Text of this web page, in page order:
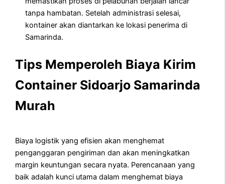
tanpa hambatan. Setelah administrasi selesai,
kontainer akan diantarkan ke lokasi penerima di
Samarinda.
Tips Memperoleh Biaya Kirim
Container Sidoarjo Samarinda
Murah
Biaya logistik yang efisien akan menghemat
penganggaran pengiriman dan akan meningkatkan
margin keuntungan secara nyata. Perencanaan yang
baik adalah kunci utama dalam menghemat biaya